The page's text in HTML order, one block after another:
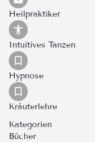
Heilpraktiker
Intuitives Tanzen
Hypnose
Kräuterlehre
Kategorien
Bücher